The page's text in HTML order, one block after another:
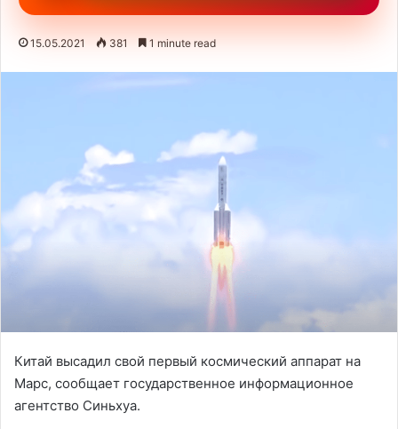
15.05.2021 381 1 minute read
Китай высадил свой первый космический аппарат на
Марс, сообщает государственное информационное
агентство Синьхуа.